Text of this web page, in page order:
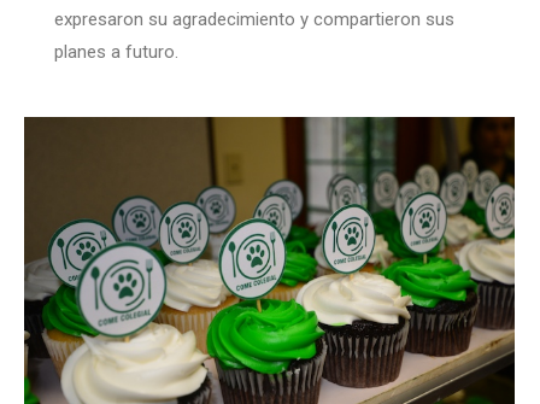
expresaron su agradecimiento y compartieron sus
planes a futuro.